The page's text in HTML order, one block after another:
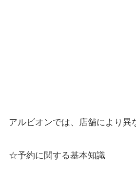
アルビオンでは、店舗により異
☆予約に関する基本知識